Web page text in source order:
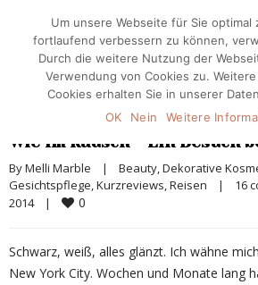
Wie im Rausch – Ein Besuch
By Melli Marble | Beauty, Dekorative
Gesichtspflege, Kurzreviews, Reisen | 16
2014
| 0
Schwarz, weiß, alles glänzt. Ich wähne
New York City. Wochen und Monate lang
Um unsere Webseite für Sie optimal
fortlaufend verbessern zu können,
Durch die weitere Nutzung der
Verwendung von Cookies zu.
Cookies erhalten Sie in unserer
OK
Nein Weitere